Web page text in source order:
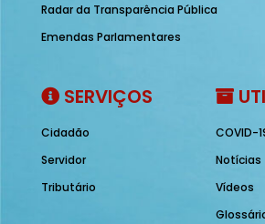
Radar da Transparência Pública
Emendas Parlamentares
SERVIÇOS
Cidadão
Servidor
Tributário
COVID-
Notícias
Vídeos